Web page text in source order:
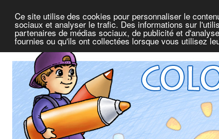
Ce site utilise des cookies pour personnaliser le
sociaux et analyser le trafic. Des informations sur
partenaires de médias sociaux, de publicité et
fournies ou qu'ils ont collectées lorsque vous utilisez